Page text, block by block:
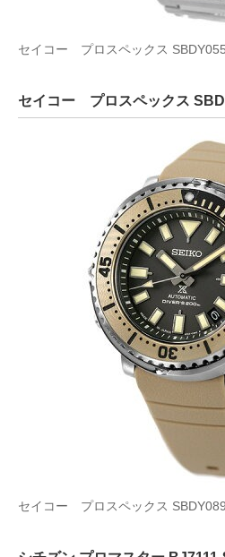
セイコー プロスペックス
セイコー プロスペックス
セイコー プロスペックス